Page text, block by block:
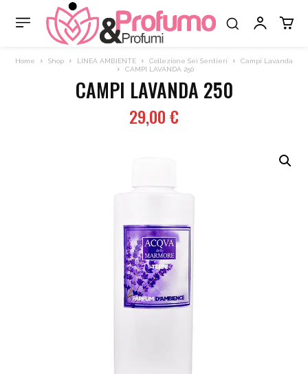
Home Shop LINEA AMBIENTE Collezione Sei Sentieri
Campi Lavanda
CAMPI LAVANDA 250
CAMPI LAVANDA 250
29,00€